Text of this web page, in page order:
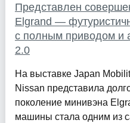
Представлен
Elgrand —
с полным приводом и
2.0
На выставке Japan
Nissan представила
поколение минивэна
машины стала одним из